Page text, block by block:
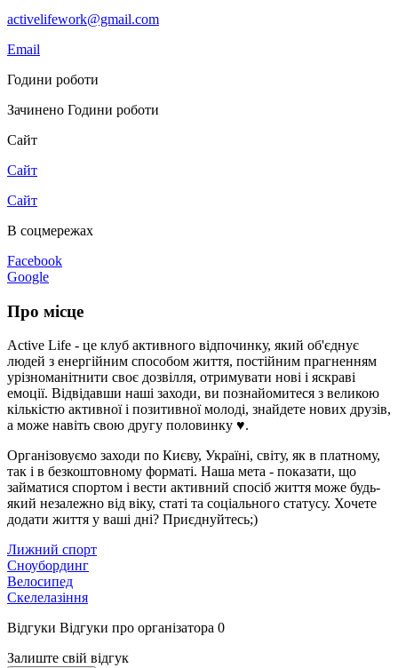
activelifework@gmail.com
Email
Години роботи
Зачинено Години роботи
Сайт
Сайт
Сайт
В соцмережах
Facebook
Google
Про місце
Active Life - це клуб активного відпочинку, який об'єднує
людей з енергійним способом життя, постійним прагненням
урізноманітнити своє дозвілля, отримувати нові і яскраві
емоції. Відвідавши наші заходи, ви познайомитеся з великою
кількістю активної і позитивної молоді, знайдете нових друзів,
а може навіть свою другу половинку ♥.
Організовуємо заходи по Києву, Україні, світу, як в платному,
так і в безкоштовному форматі. Наша мета - показати, що
займатися спортом і вести активний спосіб життя може будь-
який незалежно від віку, статі та соціального статусу. Хочете
додати життя у ваші дні? Приєднуйтесь;)
Лижний спорт
Сноубординг
Велосипед
Скелелазіння
Відгуки Відгуки про організатора 0
Залиште свій відгук